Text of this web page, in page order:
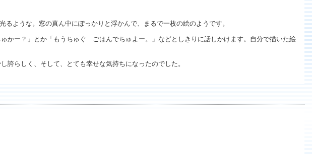
ような。窓の真ん中にぽっかりと浮かんで、まるで一枚の絵のようです。
かー？」とか「もうちゅぐ ごはんでちゅよー。」などとしきりに話しかけます。自分で描いた絵
らしく、そして、とても幸せな気持ちになったのでした。